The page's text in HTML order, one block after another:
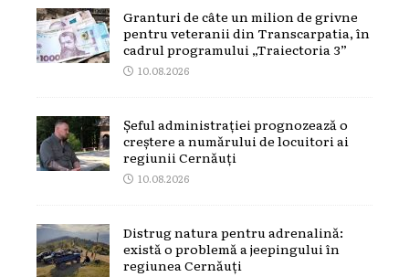
Granturi de câte un milion de grivne
pentru veteranii din Transcarpatia, în
cadrul programului „Traiectoria 3”
10.08.2026
Șeful administrației prognozează o
creștere a numărului de locuitori ai
regiunii Cernăuți
10.08.2026
Distrug natura pentru adrenalină:
există o problemă a jeepingului în
regiunea Cernăuți